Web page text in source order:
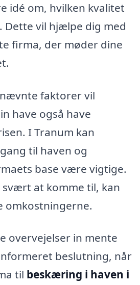
idé om, hvilken kvalitet
Dette vil hjælpe dig med
firma, der møder dine
faktorer vil
have også have
I Tranum kan
til haven og
base være vigtige.
svært at komme til, kan
omkostningerne.
overvejelser in mente
beslutning, når
til beskæring i haven i